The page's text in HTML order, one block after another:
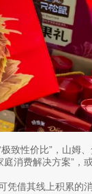
致性价比”，山姆
消费解决方案”，
凭借其线上积累的